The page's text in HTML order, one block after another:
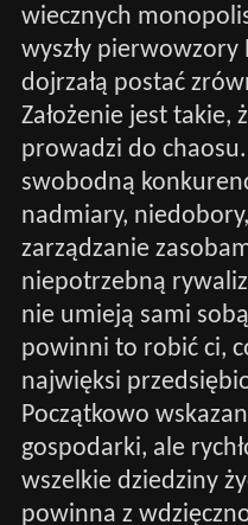
wiecznych
wyszły pierwowzory
dojrzałą postać
Założenie jest takie,
prowadzi do
swobodną
nadmiary,
zarządzanie
niepotrzebną
nie umieją sami
powinni to robić ci,
najwięksi
Początkowo
gospodarki, ale
wszelkie dziedziny
powinna z